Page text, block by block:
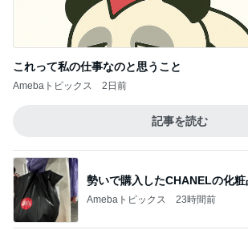
Amebaトピックス 2日前
記事を読む
Amebaトピックス 23時間前
アグネス 孫と一緒に行くプール
Amebaトピックス 12時間前